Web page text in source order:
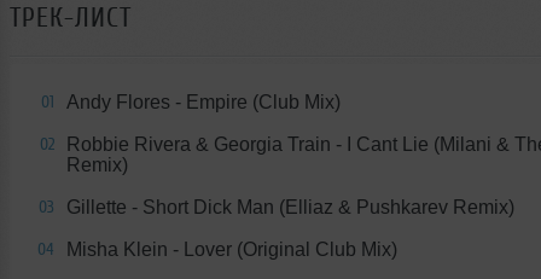
ТРЕК-ЛИСТ
01 Andy Flores - Empire (Club Mix)
02
Robbie Rivera & Georgia Train - I Cant Lie (Milani &
Remix)
03 Gillette - Short Dick Man (Elliaz & Pushkarev Remix)
04 Misha Klein - Lover (Original Club Mix)